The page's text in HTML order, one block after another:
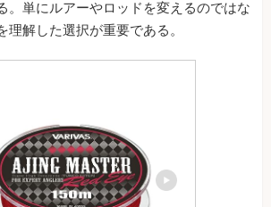
。単にルアーやロッドを変えるのではな
理解した選択が重要である。